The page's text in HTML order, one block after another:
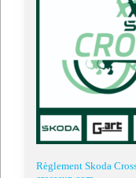
Règlement Skoda